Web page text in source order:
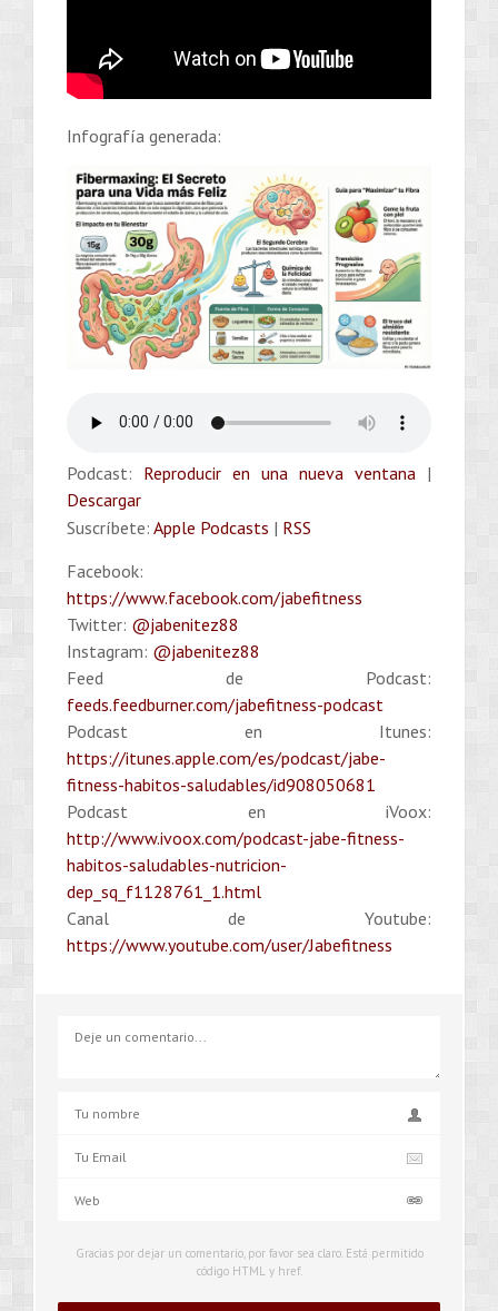
Infografía generada:
Podcast: Reproducir en una nueva ventana |
Descargar
Suscríbete: Apple Podcasts | RSS
Facebook:
https://www.facebook.com/jabefitness
Twitter: @jabenitez88
Instagram: @jabenitez88
Feed de Podcast:
feeds.feedburner.com/jabefitness-podcast
Podcast en Itunes:
https://itunes.apple.com/es/podcast/jabe-
fitness-habitos-saludables/id908050681
Podcast en iVoox:
http://www.ivoox.com/podcast-jabe-fitness-
habitos-saludables-nutricion-
dep_sq_f1128761_1.html
Canal de Youtube:
https://www.youtube.com/user/Jabefitness
Gracias por dejar un comentario, por favor sea claro. Está permitido
código HTML y href.